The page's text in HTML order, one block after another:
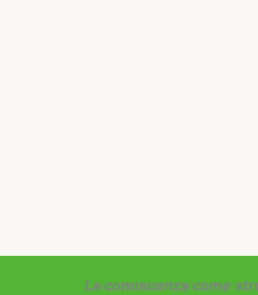
La conoscenza come